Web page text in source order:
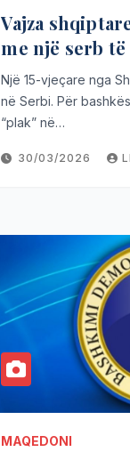
Vajza shqiptare 15
me një serb të
Një 15-vjeçare nga
në Serbi. Për
“plak” në…
30/03/2026
MAQEDONI